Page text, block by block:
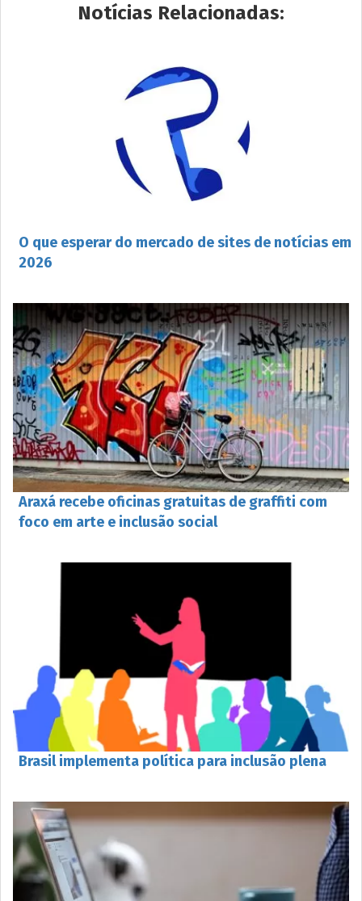
Notícias Relacionadas:
O que esperar do mercado de sites de notícias em
2026
Araxá recebe oficinas gratuitas de graffiti com
foco em arte e inclusão social
Brasil implementa política para inclusão plena